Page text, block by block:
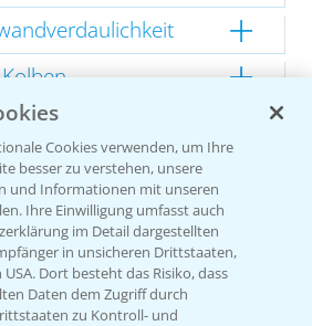
nach
Cookies verwenden, um Ihre
besser zu verstehen, unsere
und Informationen mit unseren
Ihre Einwilligung umfasst auch
im Detail dargestellten
in unsicheren Drittstaaten,
Dort besteht das Risiko, dass
Daten dem Zugriff durch
zu Kontroll- und